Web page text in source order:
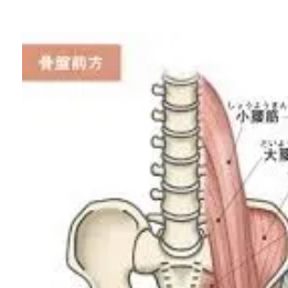
口コミや評判から整体
呼吸と胸郭の動きから考え
呼吸法で腰痛を整体
胸郭の柔軟性を高め
整体で学ぶ正しい呼吸
日常でできる胸郭ス
整体施術と呼吸トレ